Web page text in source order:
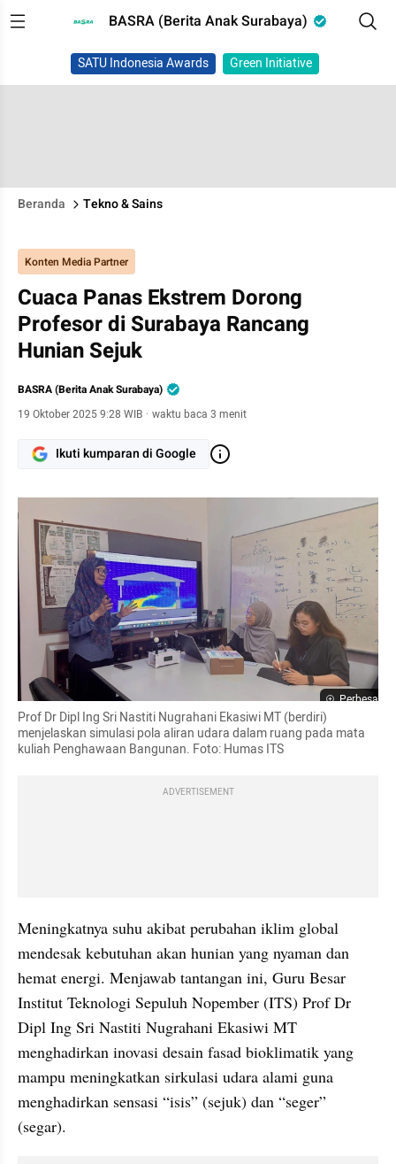
BASRA (Berita Anak Surabaya)
SATU Indonesia Awards Green Initiative
Beranda Tekno & Sains
Konten Media Partner
Cuaca Panas Ekstrem Dorong
Profesor di Surabaya Rancang
Hunian Sejuk
BASRA (Berita Anak Surabaya)
19 Oktober 2025 9:28 WIB · waktu baca 3 menit
Ikuti kumparan di Google
Perbesar
Prof Dr Dipl Ing Sri Nastiti Nugrahani Ekasiwi MT (berdiri)
menjelaskan simulasi pola aliran udara dalam ruang pada mata
kuliah Penghawaan Bangunan. Foto: Humas ITS
ADVERTISEMENT
Meningkatnya suhu akibat perubahan iklim global
mendesak kebutuhan akan hunian yang nyaman dan
hemat energi. Menjawab tantangan ini, Guru Besar
Institut Teknologi Sepuluh Nopember (ITS) Prof Dr
Dipl Ing Sri Nastiti Nugrahani Ekasiwi MT
menghadirkan inovasi desain fasad bioklimatik yang
mampu meningkatkan sirkulasi udara alami guna
menghadirkan sensasi “isis” (sejuk) dan “seger”
(segar).